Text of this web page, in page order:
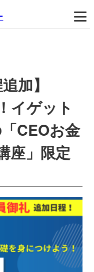
加】
イゲット
CEOお金
座」限定